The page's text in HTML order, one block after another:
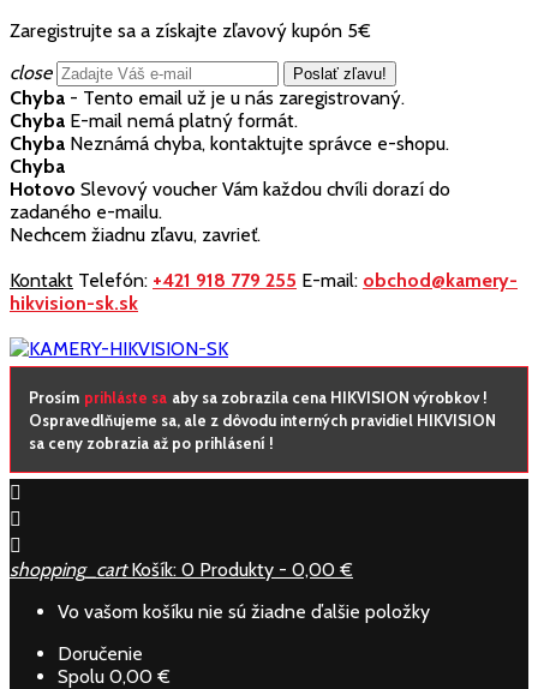
Zaregistrujte sa a získajte zľavový kupón 5€
close
Chyba - Tento email už je u nás zaregistrovaný.
Chyba E-mail nemá platný formát.
Chyba Neznámá chyba, kontaktujte správce e-shopu.
Chyba
Hotovo Slevový voucher Vám každou chvíli dorazí do
zadaného e-mailu.
Nechcem žiadnu zľavu, zavrieť.
Kontakt Telefón: +421 918 779 255 E-mail: obchod@kamery-
hikvision-sk.sk
Prosím prihláste sa aby sa zobrazila cena HIKVISION výrobkov !
Ospravedlňujeme sa, ale z dôvodu interných pravidiel HIKVISION
sa ceny zobrazia až po prihlásení !



shopping_cart Košík: 0 Produkty - 0,00 €
Vo vašom košíku nie sú žiadne ďalšie položky
Doručenie
Spolu 0,00 €